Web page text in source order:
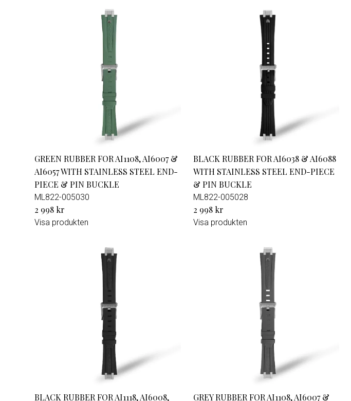
GREEN RUBBER FOR AI1108, AI6007 &
AI6057 WITH STAINLESS STEEL END-
PIECE & PIN BUCKLE
ML822-005030
2 998 kr
Visa produkten
BLACK RUBBER FOR AI6038 & AI6088
WITH STAINLESS STEEL END-PIECE
& PIN BUCKLE
ML822-005028
2 998 kr
Visa produkten
BLACK RUBBER FOR AI1118, AI6008, GREY RUBBER FOR AI1108, AI6007 &